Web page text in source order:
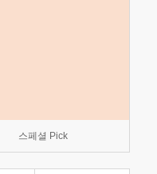
스페셜 Pick